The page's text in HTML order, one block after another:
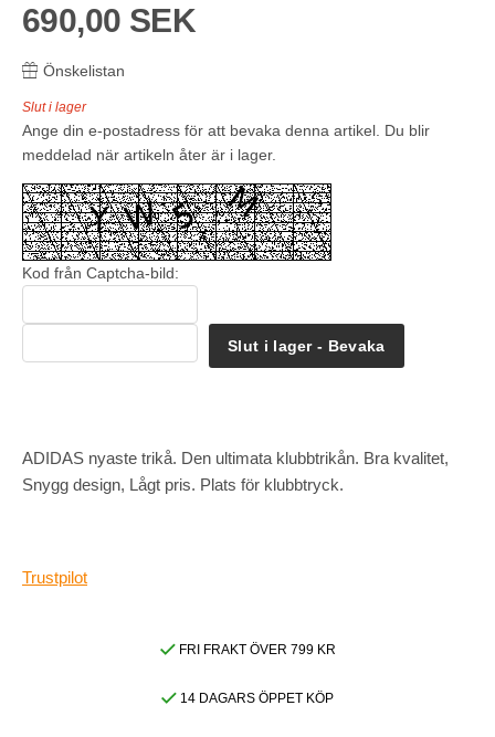
690,00 SEK
Önskelistan
Slut i lager
Ange din e-postadress för att bevaka denna artikel. Du blir
meddelad när artikeln åter är i lager.
Kod från Captcha-bild:
Slut i lager - Bevaka
ADIDAS nyaste trikå. Den ultimata klubbtrikån. Bra kvalitet,
Snygg design, Lågt pris. Plats för klubbtryck.
Trustpilot
FRI FRAKT ÖVER 799 KR
14 DAGARS ÖPPET KÖP